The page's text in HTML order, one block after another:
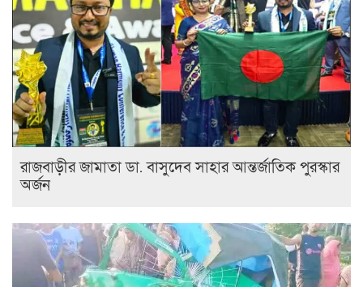
রাজবাড়ীর জামাতা ডা. বাসুদেব সাহার আন্তর্জাতিক পুরস্কার
অর্জন